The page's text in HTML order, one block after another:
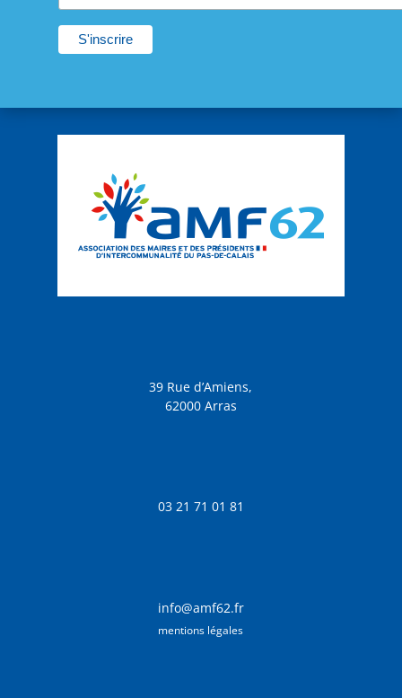
39 Rue d’Amiens,
62000 Arras
03 21 71 01 81
info@amf62.fr
mentions légales